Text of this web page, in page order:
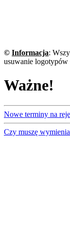
©Informacja:
usuwanie logotypów
Ważne!
Nowe terminy na
Czy muszę